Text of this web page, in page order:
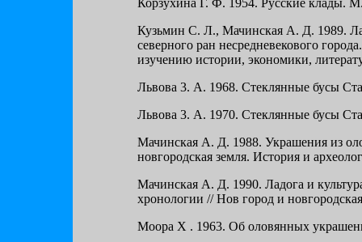
Корзухина Г. Ф. 1954. Русские клады.
Кузьмин С. Л., Мачинская А. Д. 1989.
северного ран несредневекового
изучению истории, экономики,
Львова 3. А. 1968. Стеклянные бусы
Львова 3. А. 1970. Стеклянные бусы
Мачинская А. Д. 1988. Украшения из
новгородская земля. История и
Мачинская А. Д. 1990. Ладога и
хронологии // Нов город и
Моора X . 1963. Об оловянных